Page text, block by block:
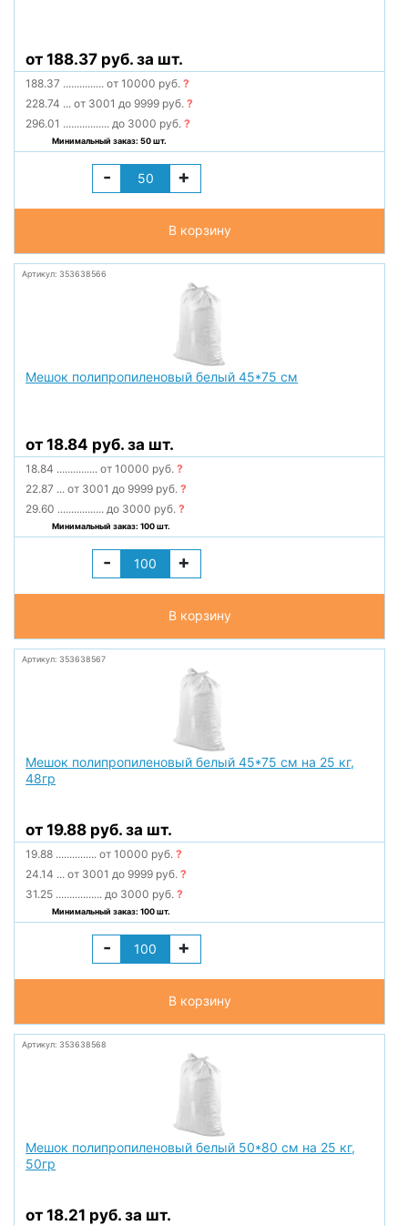
от 188.37 руб. за шт.
188.37 ............... от 10000 руб.?
228.74 ... от 3001 до 9999 руб.?
296.01 ................. до 3000 руб.?
Минимальный заказ: 50 шт.
- +
В корзину
Артикул: 353638566
Мешок полипропиленовый белый 45*75 см
от 18.84 руб. за шт.
18.84 ............... от 10000 руб.?
22.87 ... от 3001 до 9999 руб.?
29.60 ................. до 3000 руб.?
Минимальный заказ: 100 шт.
- +
В корзину
Артикул: 353638567
Мешок полипропиленовый белый 45*75 см на 25 кг,
48гр
от 19.88 руб. за шт.
19.88 ............... от 10000 руб.?
24.14 ... от 3001 до 9999 руб.?
31.25 ................. до 3000 руб.?
Минимальный заказ: 100 шт.
- +
В корзину
Артикул: 353638568
Мешок полипропиленовый белый 50*80 см на 25 кг,
50гр
от 18.21 руб. за шт.